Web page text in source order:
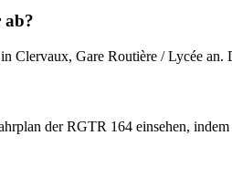
ab?
Gare Routière / Lycée an.
der RGTR 164 einsehen, indem